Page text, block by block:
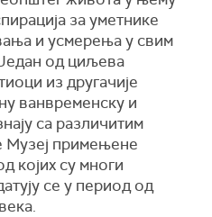
за уметнике
и усмерења у свим
од циљева
из другачије
ванвременску и
са различитим
Музеј примењене
којих су многи
се у период од